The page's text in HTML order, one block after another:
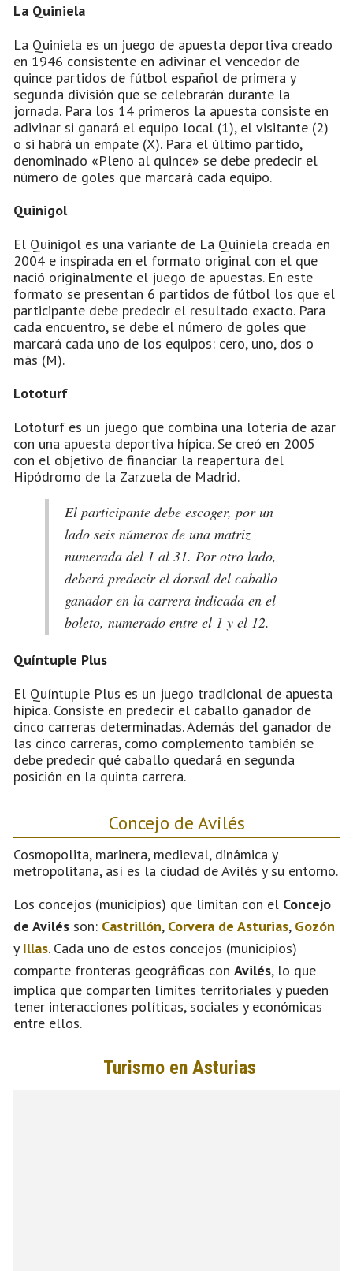
La Quiniela
La Quiniela es un juego de apuesta deportiva creado
en 1946 consistente en adivinar el vencedor de
quince partidos de fútbol español de primera y
segunda división que se celebrarán durante la
jornada. Para los 14 primeros la apuesta consiste en
adivinar si ganará el equipo local (1), el visitante (2)
o si habrá un empate (X). Para el último partido,
denominado «Pleno al quince» se debe predecir el
número de goles que marcará cada equipo.
Quinigol
El Quinigol es una variante de La Quiniela creada en
2004 e inspirada en el formato original con el que
nació originalmente el juego de apuestas. En este
formato se presentan 6 partidos de fútbol los que el
participante debe predecir el resultado exacto. Para
cada encuentro, se debe el número de goles que
marcará cada uno de los equipos: cero, uno, dos o
más (M).
Lototurf
Lototurf es un juego que combina una lotería de azar
con una apuesta deportiva hípica. Se creó en 2005
con el objetivo de financiar la reapertura del
Hipódromo de la Zarzuela de Madrid.
El participante debe escoger, por un
lado seis números de una matriz
numerada del 1 al 31. Por otro lado,
deberá predecir el dorsal del caballo
ganador en la carrera indicada en el
boleto, numerado entre el 1 y el 12.
Quíntuple Plus
El Quíntuple Plus es un juego tradicional de apuesta
hípica. Consiste en predecir el caballo ganador de
cinco carreras determinadas. Además del ganador de
las cinco carreras, como complemento también se
debe predecir qué caballo quedará en segunda
posición en la quinta carrera.
Concejo de Avilés
Cosmopolita, marinera, medieval, dinámica y
metropolitana, así es la ciudad de Avilés y su entorno.
Los concejos (municipios) que limitan con el Concejo
de Avilés son: Castrillón, Corvera de Asturias, Gozón
y Illas. Cada uno de estos concejos (municipios)
comparte fronteras geográficas con Avilés, lo que
implica que comparten límites territoriales y pueden
tener interacciones políticas, sociales y económicas
entre ellos.